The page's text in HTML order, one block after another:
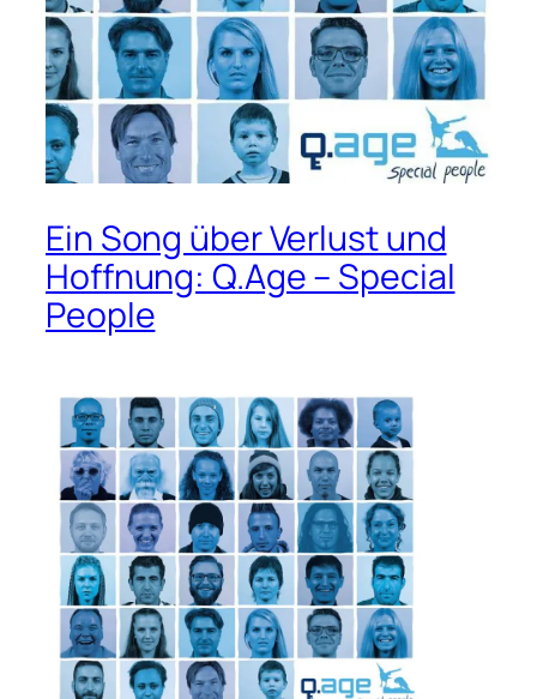
Ein Song über Verlust und
Hoffnung: Q.Age – Special
People